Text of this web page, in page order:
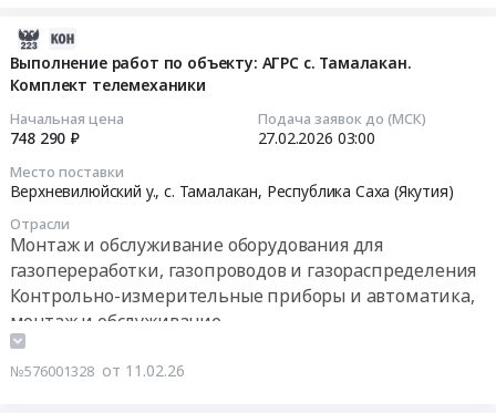
,
,
Выполнение работ по объекту: АГРС с. Тамалакан.
Комплект телемеханики
Начальная цена
748 290 ₽
Подача заявок до (МСК)
27.02.2026 03:00
Место поставки
Верхневилюйский у., с. Тамалакан, Республика Саха (Якутия)
Отрасли
Монтаж и обслуживание оборудования для
газопереработки, газопроводов и газораспределения
Контрольно-измерительные приборы и автоматика,
монтаж и обслуживание
№576001328 от 11.02.26